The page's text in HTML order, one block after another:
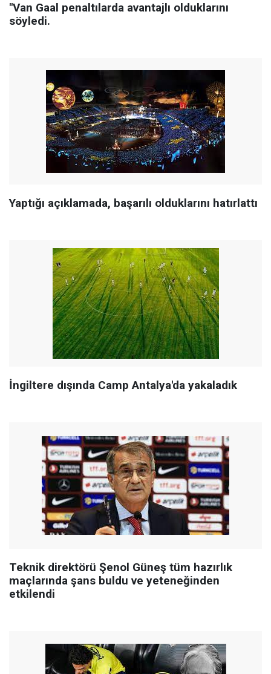
"Van Gaal penaltılarda avantajlı olduklarını
söyledi.
Yaptığı açıklamada, başarılı olduklarını hatırlattı
İngiltere dışında Camp Antalya'da yakaladık
Teknik direktörü Şenol Güneş tüm hazırlık
maçlarında şans buldu ve yeteneğinden
etkilendi